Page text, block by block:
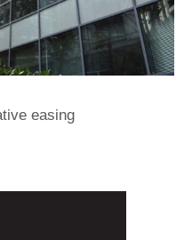
easing